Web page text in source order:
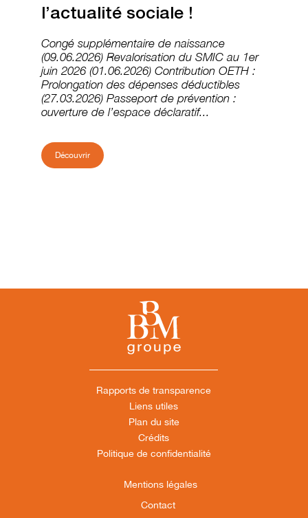
l’actualité sociale !
Congé supplémentaire de naissance
(09.06.2026) Revalorisation du SMIC au 1er
juin 2026 (01.06.2026) Contribution OETH :
Prolongation des dépenses déductibles
(27.03.2026) Passeport de prévention :
ouverture de l’espace déclaratif...
Découvrir
Rapports de transparence
Liens utiles
Plan du site
Crédits
Mentions légales
Contact
Politique de confidentialité